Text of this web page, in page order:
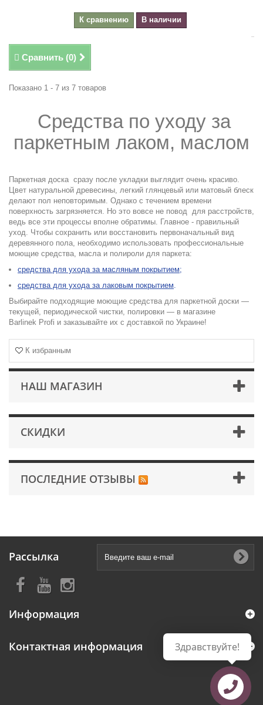
К избранным
НАШ МАГАЗИН
СКИДКИ
ПОСЛЕДНИЕ ОТЗЫВЫ
Средства по уходу за
паркетным лаком, маслом
Паркетная доска сразу после укладки выглядит очень красиво.
Цвет натуральной древесины, легкий глянцевый или матовый блеск
делают пол неповторимым. Однако с течением времени
поверхность загрязняется. Но это вовсе не повод для расстройств,
ведь все эти процессы вполне обратимы. Главное - правильный
уход. Чтобы сохранить или восстановить первоначальный вид
деревянного пола, необходимо использовать профессиональные
моющие средства, масла и полироли для паркета:
средства для ухода замасляным покрытием;
средства для ухода за лаковым покрытием.
Выбирайте подходящие моющие средства для паркетной доски —
текущей, периодической чистки, полировки — в магазине
Barlinek Profi и заказывайте их с доставкой по Украине!
Сравнить (0)
Показано 1 - 7 из 7 товаров
К сравнению В наличии
Рассылка
Информация
Контактная информация Здравствуйте!